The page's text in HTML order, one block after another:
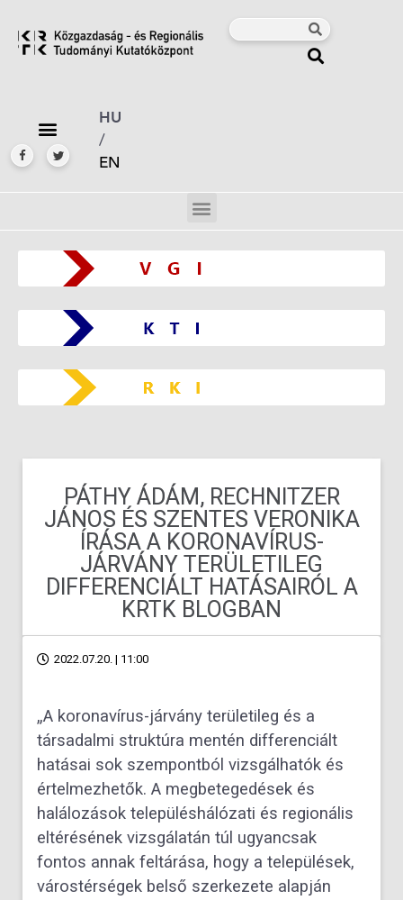
HU
/
EN
PÁTHY ÁDÁM, RECHNITZER
JÁNOS ÉS SZENTES VERONIKA
ÍRÁSA A KORONAVÍRUS-
JÁRVÁNY TERÜLETILEG
DIFFERENCIÁLT HATÁSAIRÓL A
KRTK BLOGBAN
2022.07.20. | 11:00
„A koronavírus-járvány területileg és a
társadalmi struktúra mentén differenciált
hatásai sok szempontból vizsgálhatók és
értelmezhetők. A megbetegedések és
halálozások településhálózati és regionális
eltérésének vizsgálatán túl ugyancsak
fontos annak feltárása, hogy a települések,
várostérségek belső szerkezete alapján